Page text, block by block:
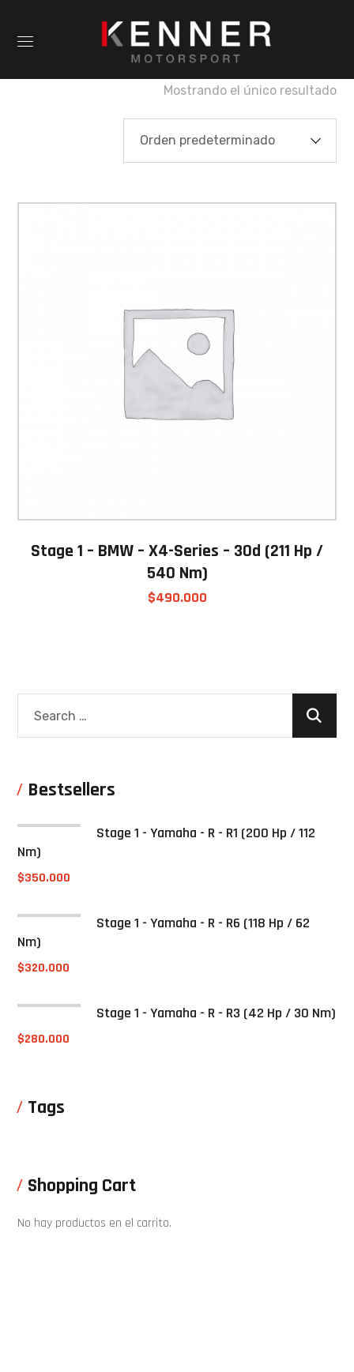
Mostrando el único resultado
Stage 1 – BMW – X4-Series – 30d (211 Hp /
540 Nm)
$490.000
Bestsellers
Stage 1 - Yamaha - R - R1 (200 Hp / 112
Nm)
$350.000
Stage 1 - Yamaha - R - R6 (118 Hp / 62
Nm)
$320.000
Stage 1 - Yamaha - R - R3 (42 Hp / 30 Nm)
$280.000
Tags
Shopping Cart
No hay productos en el carrito.